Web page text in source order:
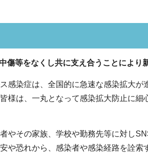
傷等をなくし共に支え合うことにより
感染症は、全国的に急速な感染拡大
様は、一丸となって感染拡大防止に
やその家族、学校や勤務先等に対し
や恐れから、感染者や感染経路を詮索